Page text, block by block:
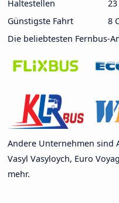
Haltestellen
23
Günstigste Fahrt
8
Die beliebtesten Fernbus-
Andere Unternehmen sind
Vasyl Vasyloych, Euro
mehr.